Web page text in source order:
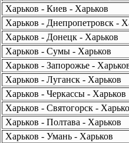
Харьков - Киев - Харьков
Харьков - Днепропетровск -
Харьков - Донецк - Харьков
Харьков - Сумы - Харьков
Харьков - Запорожье -
Харьков - Луганск - Харьков
Харьков - Черкассы - Харьков
Харьков - Святогорск -
Харьков - Полтава - Харьков
Харьков - Умань - Харьков